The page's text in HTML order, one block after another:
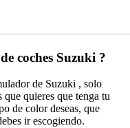
coches Suzuki ?
de Suzuki , solo
que quieres que tenga tu
de color deseas, que
ir escogiendo.